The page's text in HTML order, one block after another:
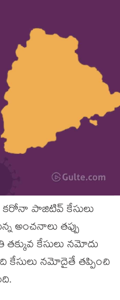
పాజిటివ్ కేసులు
అంచనాలు తప్పు
కేసులు నమోదు
కేసులు నమోదైతే తప్పించి